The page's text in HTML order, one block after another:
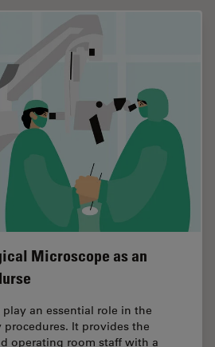
Microscope as an
an essential role in the
It provides the
operating room staff with a